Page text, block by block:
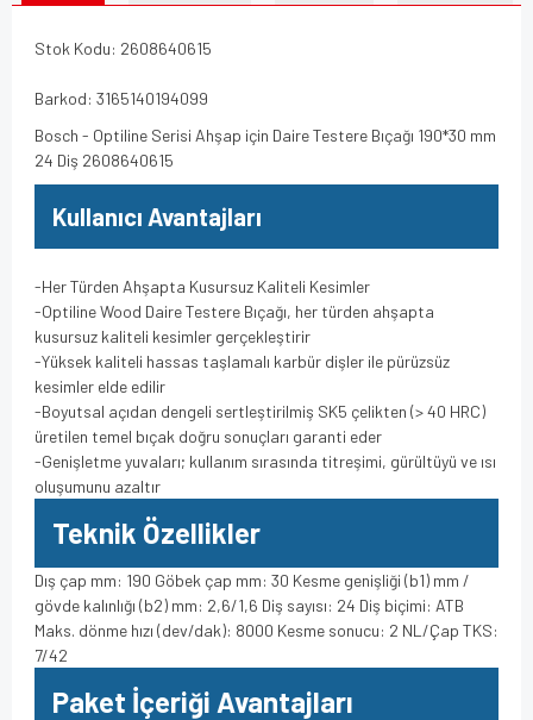
Stok Kodu: 2608640615
Barkod: 3165140194099
Bosch - Optiline Serisi Ahşap için Daire Testere Bıçağı 190*30 mm
24 Diş 2608640615
Kullanıcı Avantajları
-Her Türden Ahşapta Kusursuz Kaliteli Kesimler
-Optiline Wood Daire Testere Bıçağı, her türden ahşapta
kusursuz kaliteli kesimler gerçekleştirir
-Yüksek kaliteli hassas taşlamalı karbür dişler ile pürüzsüz
kesimler elde edilir
-Boyutsal açıdan dengeli sertleştirilmiş SK5 çelikten (> 40 HRC)
üretilen temel bıçak doğru sonuçları garanti eder
-Genişletme yuvaları; kullanım sırasında titreşimi, gürültüyü ve ısı
oluşumunu azaltır
Teknik Özellikler
Dış çap mm: 190 Göbek çap mm: 30 Kesme genişliği (b1) mm /
gövde kalınlığı (b2) mm: 2,6/1,6 Diş sayısı: 24 Diş biçimi: ATB
Maks. dönme hızı (dev/dak): 8000 Kesme sonucu: 2 NL/Çap TKS:
7/42
Paket İçeriği Avantajları